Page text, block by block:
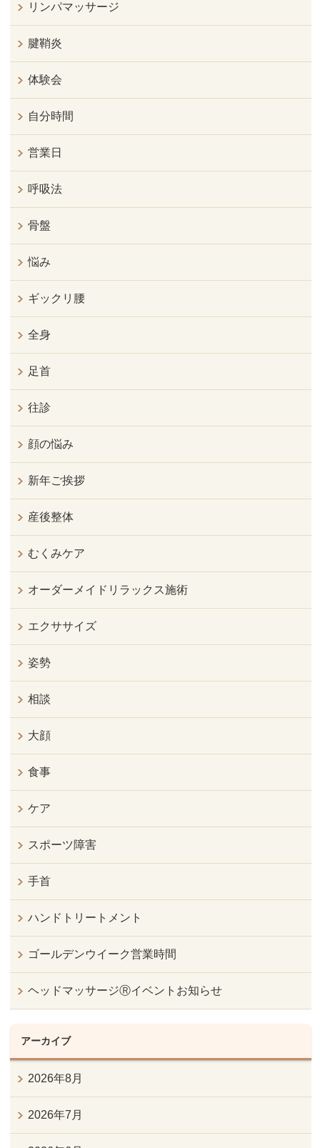
リンパマッサージ
腱鞘炎
体験会
自分時間
営業日
呼吸法
骨盤
悩み
ギックリ腰
全身
足首
往診
顔の悩み
新年ご挨拶
産後整体
むくみケア
オーダーメイドリラックス施術
エクササイズ
姿勢
相談
大顔
食事
ケア
スポーツ障害
手首
ハンドトリートメント
ゴールデンウイーク営業時間
ヘッドマッサージⓇイベントお知らせ
アーカイブ
2026年8月
2026年7月